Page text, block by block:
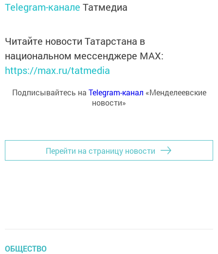
Telegram-канале Татмедиа
Читайте новости Татарстана в
национальном мессенджере MАХ:
https://max.ru/tatmedia
Подписывайтесь на Telegram-канал «Менделеевские
новости»
Перейти на страницу новости
ОБЩЕСТВО